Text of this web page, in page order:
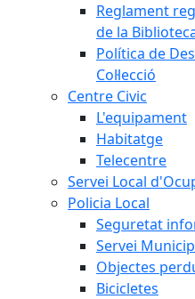
Reglament
de la
Política de
Col·lecció
Centre Civic
L'equipament
Habitatge
Telecentre
Servei Local
Policia Local
Seguretat
Servei
Objectes
Bicicletes